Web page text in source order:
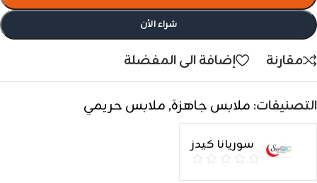
شراء الأن
مقارنة إضافة الى المفضلة
التصنيفات: ملابس جاهزة, ملابس حريمي
سوريانا كيدز